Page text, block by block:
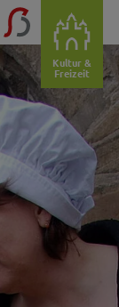
Kultur &
Freizeit